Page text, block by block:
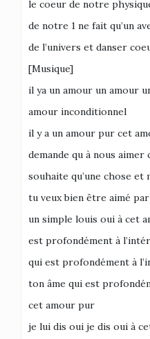
le coeur de notre
de notre 1 ne fait qu’un
de l’univers et danser
[Musique]
il ya un amour un amour
amour inconditionnel
il y a un amour pur cet
demande qu à nous
souhaite qu’une chose et
tu veux bien être aimé
un simple louis oui à cet
est profondément à
qui est profondément à
ton âme qui est
cet amour pur
je lui dis oui je dis oui à